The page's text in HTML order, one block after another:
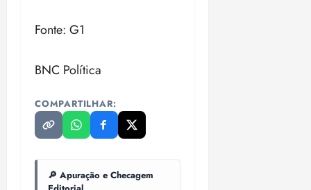
Fonte: G1
BNC Política
COMPARTILHAR:
🔎 Apuração e Checagem